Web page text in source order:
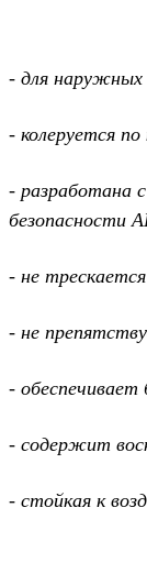
- для наружных
- колеруется
- разработана
безопасности
- не
- не
-
- содержит
- стойкая к